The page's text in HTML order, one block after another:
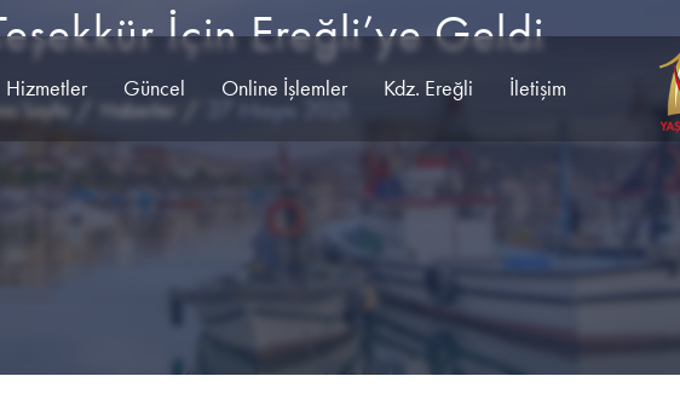
Hizmetler Güncel Online İşlemler Kdz. Ereğli İletişim
İçin Ereğli’ye Geldi
Sayfa Haberler 27 Mayıs 2021